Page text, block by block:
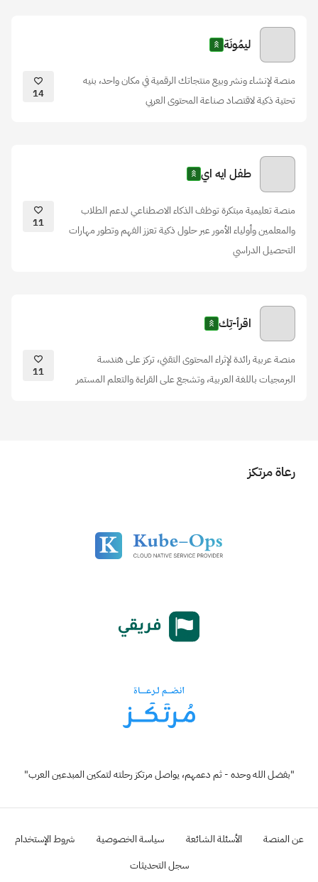
ليمُونَة
منصة لإنشاء ونشر وبيع منتجاتك الرقمية في مكان واحد، بنيه
تحتية ذكية لاقتصاد صناعة المحتوى العربي
14
طفل ايه اي
منصة تعليمية مبتكرة توظف الذكاء الاصطناعي لدعم الطلاب
والمعلمين وأولياء الأمور عبر حلول ذكية تعزز الفهم وتطور مهارات
التحصيل الدراسي
11
اقرأ-تِك
منصة عربية رائدة لإثراء المحتوى التقني، تركز على هندسة
البرمجيات باللغة العربية، وتشجع على القراءة والتعلم المستمر
11
رعاة مرتكز
"بفضل الله وحده - ثم دعمهم، يواصل مرتكز رحلته لتمكين المبدعين العرب"
عن المنصة الأسئلة الشائعة سياسة الخصوصية
شروط الإستخدام
سجل التحديثات